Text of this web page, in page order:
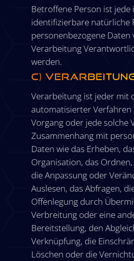
Betroffene Person ist
identifizierbare natürliche
personenbezogene
Verarbeitung
werden.
c)
Verarbeitung ist jeder mit
automatisierter Verfahren
Vorgang oder jede solche
Zusammenhang mit
Daten wie das Erheben,
Organisation, das
die Anpassung oder
Auslesen, das Abfragen,
Offenlegung durch
Verbreitung oder eine
Bereitstellung, den
Verknüpfung, die
Löschen oder die